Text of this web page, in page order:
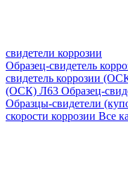
свидетели коррозии
Образец-свидетель
свидетель коррозии
(ОСК) Л63 Образец-
Образцы-свидетели
скорости коррозии Все